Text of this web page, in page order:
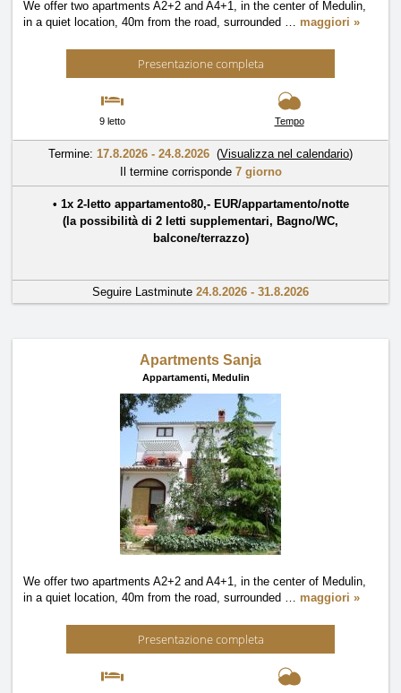
We offer two apartments A2+2 and A4+1, in the center of Medulin,
in a quiet location, 40m from the road, surrounded … maggiori »
Presentazione completa
9 letto Tempo
Termine: 17.8.2026 - 24.8.2026 (Visualizza nel calendario)
Il termine corrisponde 7 giorno
• 1x 2-letto appartamento80,- EUR/appartamento/notte
(la possibilità di 2 letti supplementari, Bagno/WC,
balcone/terrazzo)
Seguire Lastminute 24.8.2026 - 31.8.2026
Apartments Sanja
Appartamenti, Medulin
We offer two apartments A2+2 and A4+1, in the center of Medulin,
in a quiet location, 40m from the road, surrounded … maggiori »
Presentazione completa